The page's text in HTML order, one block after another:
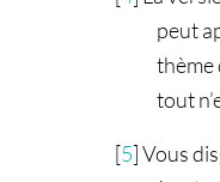
peut
thème
tout
[5]Vous